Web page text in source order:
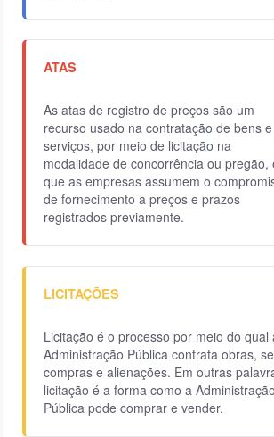
ATAS
As atas de registro de preços são um
recurso usado na contratação de bens e
serviços, por meio de licitação na
modalidade de concorrência ou pregão,
que as empresas assumem o
de fornecimento a preços e prazos
registrados previamente.
LICITAÇÕES
Licitação é o processo por meio do qual
Administração Pública contrata obras,
compras e alienações. Em outras
licitação é a forma como a Administração
Pública pode comprar e vender.